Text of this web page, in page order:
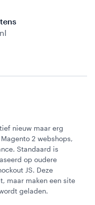
nieuw maar erg
2 webshops,
Standaard is
op oudere
JS. Deze
maar maken een site
geladen.